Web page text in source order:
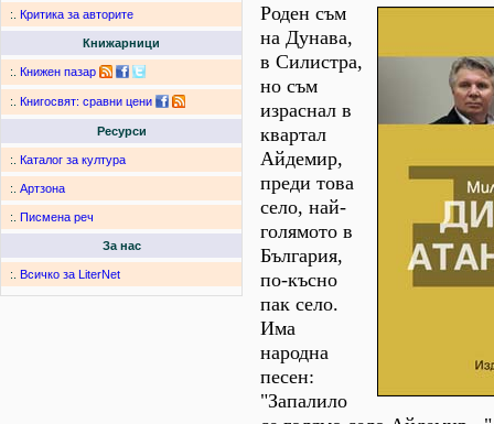
:. Критика за авторите
Книжарници
:. Книжен пазар
:. Книгосвят: сравни цени
Ресурси
:. Каталог за култура
:. Артзона
:. Писмена реч
За нас
:. Всичко за LiterNet
Роден съм
на Дунава,
в Силистра,
но съм
израснал в
квартал
Айдемир,
преди това
село, най-
голямото в
България,
по-късно
пак село.
Има
народна
песен:
"Запалило